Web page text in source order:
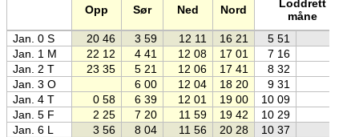
Opp Sør Ned Nord
Loddrett
måne
Jan. 0 S 20 46 3 59 12 11 16 21
5 51
Jan. 1 M
22 12 4 41 12 08 17 01
7 16
Jan. 2 T
23 35 5 21 12 06 17 41
8 32
Jan. 3 O
6 00 12 04 18 20
9 31
Jan. 4 T
0 58 6 39 12 01 19 00
10 09
Jan. 5 F
2 25 7 20 11 59 19 42
10 29
Jan. 6 L
3 56 8 04 11 56 20 28
10 37